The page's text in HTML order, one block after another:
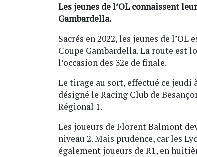
Les jeunes de l’OL connaissent
Gambardella.
Sacrés en 2022, les jeunes de
Coupe Gambardella. La route est
l’occasion des 32e de finale.
Le tirage au sort, effectué ce jeudi
désigné le Racing Club de
Régional 1.
Les joueurs de Florent Balmont
niveau 2. Mais prudence, car les
également joueurs de R1, en